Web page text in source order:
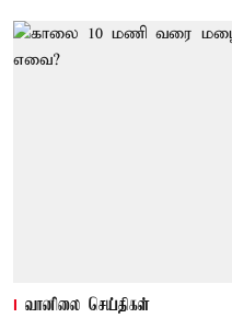
வானிலை செய்திகள்